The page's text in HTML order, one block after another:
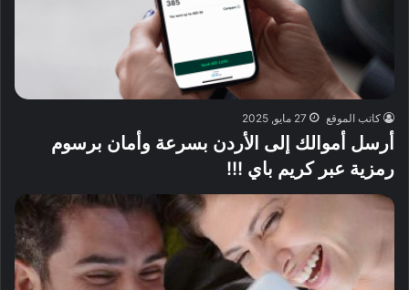
كاتب الموقع 27 مايو, 2025
أرسل أموالك إلى الأردن بسرعة وأمان برسوم
رمزية عبر كريم باي !!!